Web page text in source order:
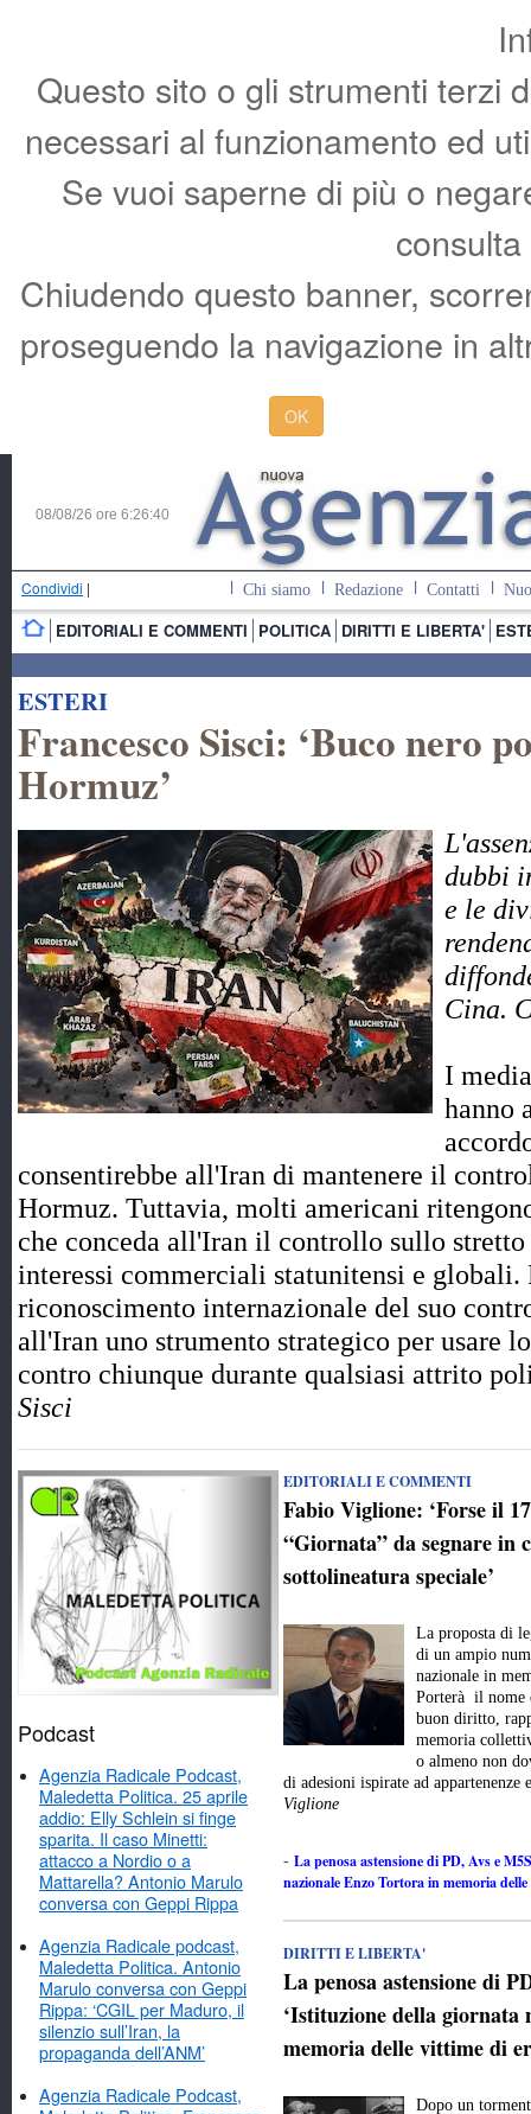
Questo sito o gli strumenti terzi
necessari al funzionamento ed
Se vuoi saperne di più o
Chiudendo questo banner,
proseguendo la navigazione in
OK
08/08/26 ore 6:26:41
Condividi | Chi siamo Redazione Contatti
EDITORIALI E COMMENTI POLITICA DIRITTI E LIBERTA'
ESTERI
Francesco Sisci: ‘Buco nero
Hormuz’
dubbi
e le
Cina.
I
hanno
consentirebbe all'Iran di mantenere il
Hormuz. Tuttavia, molti americani
che conceda all'Iran il controllo sullo stretto
interessi commerciali statunitensi e globali.
riconoscimento internazionale del suo
all'Iran uno strumento strategico per usare
contro chiunque durante qualsiasi attrito
Sisci
Podcast
Agenzia Radicale Podcast,
Maledetta Politica. 25 aprile
addio: Elly Schlein si finge
sparita. Il caso Minetti:
attacco a Nordio o a
Mattarella? Antonio Marulo
conversa con Geppi Rippa
Agenzia Radicale podcast,
Maledetta Politica. Antonio
Marulo conversa con Geppi
Rippa: ‘CGIL per Maduro, il
silenzio sull’Iran, la
propaganda dell’ANM’
Agenzia Radicale Podcast,
EDITORIALI E COMMENTI
Fabio Viglione: ‘Forse il
“Giornata” da segnare in
sottolineatura speciale’
La proposta di
di un ampio
nazionale in
Porterà il nome
buon diritto,
memoria
o almeno non
di adesioni ispirate ad
Viglione
- La penosa astensione di PD, Avs e
nazionale Enzo Tortora in memoria
DIRITTI E LIBERTA'
La penosa astensione di
‘Istituzione della
memoria delle vittime di
Dopo un